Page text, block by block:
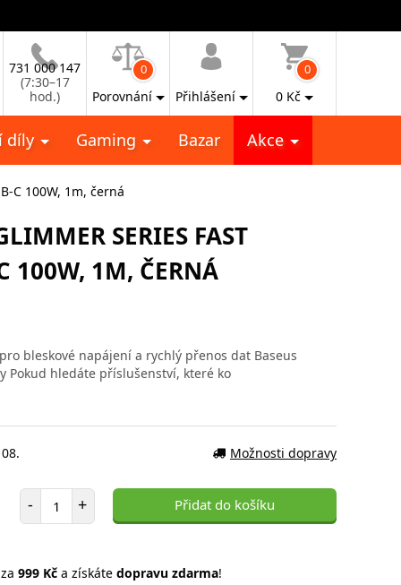
731 000 147
(7:30–17
hod.)
0
Porovnání Přihlášení
0
0 Kč
díly Gaming Bazar Akce
C 100W, 1m, černá
SERIES FAST
100W, 1M, ČERNÁ
bleskové napájení a rychlý přenos dat Baseus
Pokud hledáte příslušenství, které ko
Možnosti dopravy
- Počet položek
+ Přidat do košíku
999 Kča získáte dopravu zdarma!